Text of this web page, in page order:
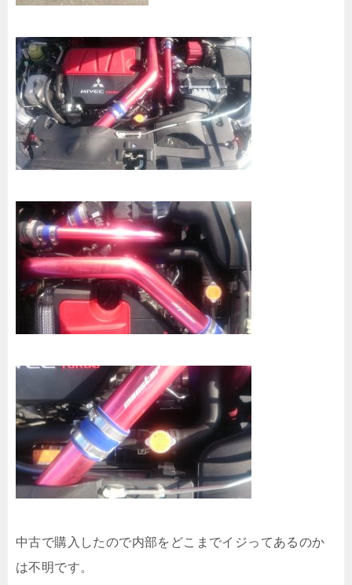
中古で購入したので内部をどこまでイジってあるのか
は不明です。